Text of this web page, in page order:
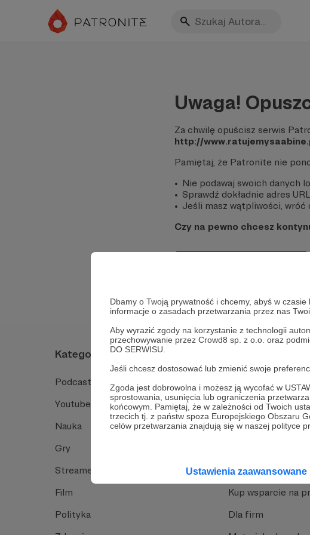
Dbamy o Twoją prywatność i chcemy, abyś w
informacje o zasadach przetwarzania przez nas
Aby wyrazić zgody na korzystanie z technologii
przechowywanie przez Crowd8 sp. z o.o. oraz
DO SERWISU.
Jeśli chcesz dostosować lub zmienić swoje
Zgoda jest dobrowolna i możesz ją wycofać w
sprostowania, usunięcia lub ograniczenia
końcowym. Pamiętaj, że w zależności od Twoich
trzecich tj. z państw spoza Europejskiego Obszaru
celów przetwarzania znajdują się w naszej polityce
Ustawienia zaawansowane
Uwaga!
Za chwilę opuścisz serwis
http://
Pamiętaj, że Patronite nie
Nie podawaj swoich danych
Sprawdź dokładnie adres
Jeśli masz wątpliwości,
Czy na pewno chcesz
Kategorie
Podcast
Youtube
Nauka
Gry
Streamerzy
Film
Polityka
Jak to działa
Funkcje Patronite
Dlaczego
Opinie Twórców
Kup wsparcie na
Dla firm